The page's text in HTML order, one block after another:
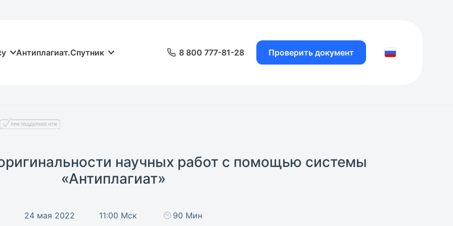
Антиплагиат.Спутник 8 800 777-81-28 Проверить документ
научных работ с помощью системы
«Антиплагиат»
24 мая 2022 11:00 Мск 90 Мин